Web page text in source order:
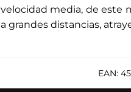
velocidad media, de este
a grandes distancias,
EAN: